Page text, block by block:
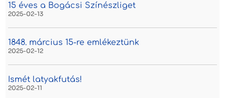
15 éves a Bogácsi Színészliget
2025-02-13
1848. március 15-re emlékeztünk
2025-02-12
Ismét latyakfutás!
2025-02-11